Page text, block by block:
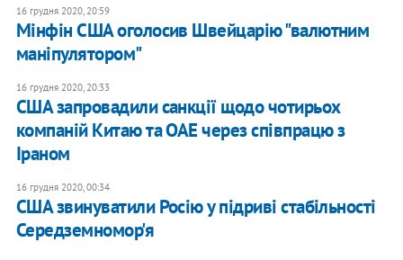
16 грудня 2020, 20:59
Мінфін США оголосив Швейцарію "валютним
маніпулятором"
16 грудня 2020, 20:33
США запровадили санкції щодо чотирьох
компаній Китаю та ОАЕ через співпрацю з
Іраном
16 грудня 2020, 00:34
США звинуватили Росію у підриві стабільності
Середземномор'я